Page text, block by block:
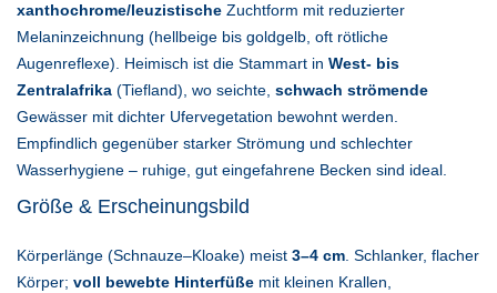
xanthochrome/leuzistische Zuchtform mit reduzierter
Melaninzeichnung (hellbeige bis goldgelb, oft rötliche
Augenreflexe). Heimisch ist die Stammart in West- bis
Zentralafrika (Tiefland), wo seichte, schwach strömende
Gewässer mit dichter Ufervegetation bewohnt werden.
Empfindlich gegenüber starker Strömung und schlechter
Wasserhygiene – ruhige, gut eingefahrene Becken sind ideal.
Größe & Erscheinungsbild
Körperlänge (Schnauze–Kloake) meist 3–4 cm. Schlanker, flacher
Körper; voll bewebte Hinterfüße mit kleinen Krallen,